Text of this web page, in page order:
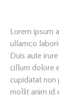
Lorem ipsum
ullamco
Duis aute
cillum dolore
cupidatat non
mollit anim id